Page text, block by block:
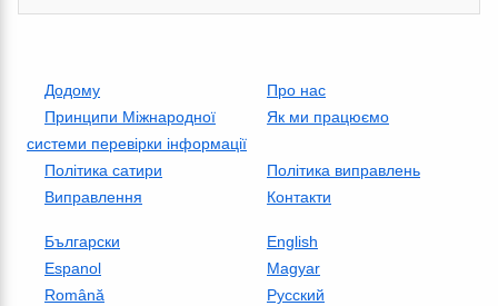
Додому
Про нас
Принципи Міжнародної
системи перевірки інформації
Як ми працюємо
Політика сатири
Політика виправлень
Виправлення
Контакти
Български
English
Espanol
Magyar
Română
Русский